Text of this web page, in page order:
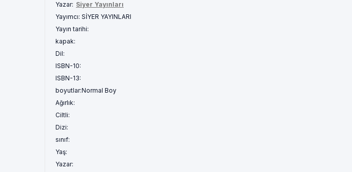
Yazar: Siyer Yayınları
Yayımcı: SİYER YAYINLARI
Yayın tarihi:
kapak:
Dil:
ISBN-10:
ISBN-13:
boyutlar:Normal Boy
Ağırlık:
Ciltli:
Dizi:
sınıf:
Yaş:
Yazar: